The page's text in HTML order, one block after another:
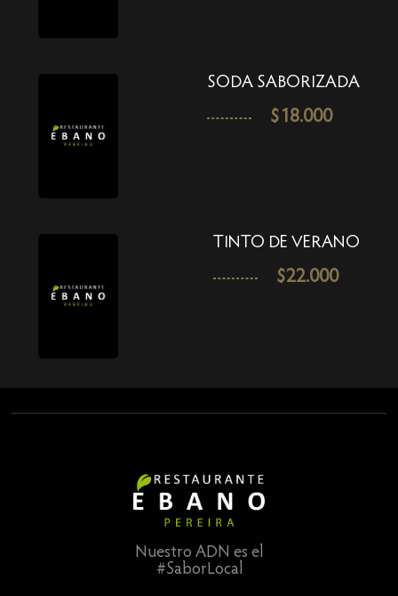
SODA SABORIZADA
$18.000
TINTO DE VERANO
$22.000
Nuestro ADN es el
#SaborLocal